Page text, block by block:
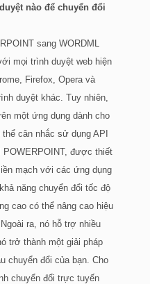
nào để chuyển đổi
sang WORDML
mọi trình duyệt web hiện
Firefox, Opera và
duyệt khác. Tuy nhiên,
một ứng dụng dành cho
cân nhắc sử dụng API
POWERPOINT, được thiết
mạch với các ứng dụng
năng chuyển đổi tốc độ
cao có thể nâng cao hiệu
ra, nó hỗ trợ nhiều
trở thành một giải pháp
chuyển đổi của bạn. Cho
chuyển đổi trực tuyến